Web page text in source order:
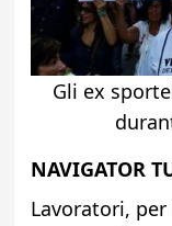
Gli ex
NAVIGATOR
Lavoratori,